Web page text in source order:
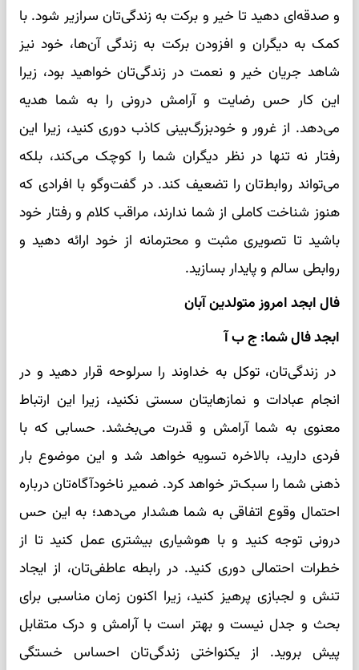
و صدقه‌ای دهید تا خیر و برکت به زندگی‌تان سرازیر شود. با
کمک به دیگران و افزودن برکت به زندگی آن‌ها، خود نیز
شاهد جریان خیر و نعمت در زندگی‌تان خواهید بود، زیرا
این کار حس رضایت و آرامش درونی را به شما هدیه
می‌دهد. از غرور و خودبزرگ‌بینی کاذب دوری کنید، زیرا این
رفتار نه تنها در نظر دیگران شما را کوچک می‌کند، بلکه
می‌تواند روابط‌تان را تضعیف کند. در گفت‌وگو با افرادی که
هنوز شناخت کاملی از شما ندارند، مراقب کلام و رفتار خود
باشید تا تصویری مثبت و محترمانه از خود ارائه دهید و
روابطی سالم و پایدار بسازید.
فال ابجد امروز متولدین آبان
ابجد فال شما: ج ب آ
در زندگی‌تان، توکل به خداوند را سرلوحه قرار دهید و در
انجام عبادات و نمازهایتان سستی نکنید، زیرا این ارتباط
معنوی به شما آرامش و قدرت می‌بخشد. حسابی که با
فردی دارید، بالاخره تسویه خواهد شد و این موضوع بار
ذهنی شما را سبک‌تر خواهد کرد. ضمیر ناخودآگاه‌تان درباره
احتمال وقوع اتفاقی به شما هشدار می‌دهد؛ به این حس
درونی توجه کنید و با هوشیاری بیشتری عمل کنید تا از
خطرات احتمالی دوری کنید. در رابطه عاطفی‌تان، از ایجاد
تنش و لجبازی پرهیز کنید، زیرا اکنون زمان مناسبی برای
بحث و جدل نیست و بهتر است با آرامش و درک متقابل
پیش بروید. از یکنواختی زندگی‌تان احساس خستگی